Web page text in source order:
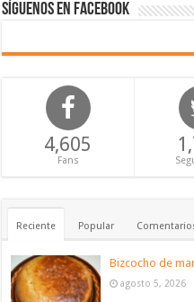
Síguenos en Facebook
4,605
Fans
Reciente Popular
Bizcocho de
agosto 5, 2026